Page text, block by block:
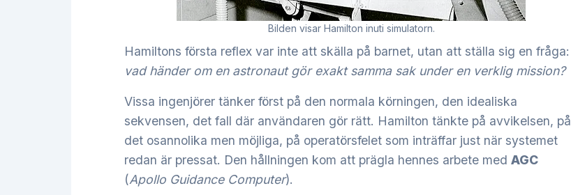
Bilden visar Hamilton inuti simulatorn.
Hamiltons första reflex var inte att skälla på barnet, utan att ställa sig en fråga:
vad händer om en astronaut gör exakt samma sak under en verklig mission?
Vissa ingenjörer tänker först på den normala körningen, den idealiska
sekvensen, det fall där användaren gör rätt. Hamilton tänkte på avvikelsen, på
det osannolika men möjliga, på operatörsfelet som inträffar just när systemet
redan är pressat. Den hållningen kom att prägla hennes arbete med AGC
(Apollo Guidance Computer).